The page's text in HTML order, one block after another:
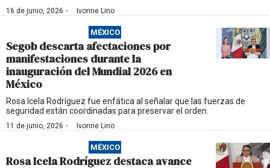
16 de junio, 2026 · Ivonne Lino
MÉXICO
Segob descarta afectaciones por
manifestaciones durante la
inauguración del Mundial 2026 en
México
Rosa Icela Rodríguez fue enfática al señalar que las fuerzas de
seguridad están coordinadas para preservar el orden.
11 de junio, 2026 · Ivonne Lino
MÉXICO
Rosa Icela Rodríguez destaca avance